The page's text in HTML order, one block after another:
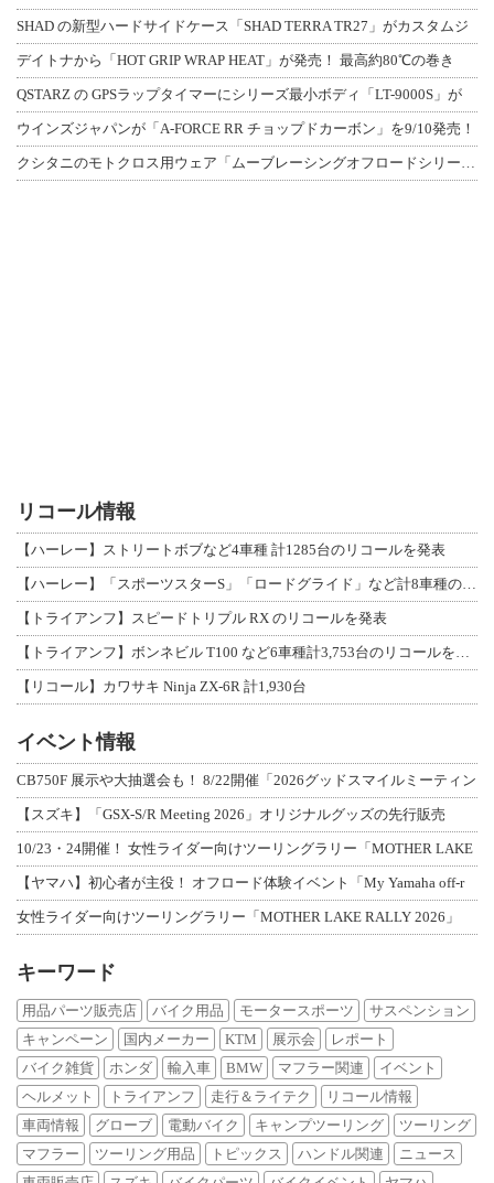
SHAD の新型ハードサイドケース「SHAD TERRA TR27」がカスタムジ
デイトナから「HOT GRIP WRAP HEAT」が発売！ 最高約80℃の巻き
QSTARZ の GPSラップタイマーにシリーズ最小ボディ「LT-9000S」が
ウインズジャパンが「A-FORCE RR チョップドカーボン」を9/10発売！
リコール情報
【ハーレー】ストリートボブなど4車種 計1285台のリコールを発表
【トライアンフ】スピードトリプル RX のリコールを発表
【リコール】カワサキ Ninja ZX-6R 計1,930台
イベント情報
CB750F 展示や大抽選会も！ 8/22開催「2026グッドスマイルミーティン
【スズキ】「GSX-S/R Meeting 2026」オリジナルグッズの先行販売
10/23・24開催！ 女性ライダー向けツーリングラリー「MOTHER LAKE
【ヤマハ】初心者が主役！ オフロード体験イベント「My Yamaha off-r
女性ライダー向けツーリングラリー「MOTHER LAKE RALLY 2026」
キーワード
用品パーツ販売店 バイク用品 モータースポーツ
サスペンション
キャンペーン
国内メーカー KTM 展示会
レポート
バイク雑貨
ホンダ 輸入車 BMW マフラー関連
イベント
ヘルメット
トライアンフ 走行＆ライテク
リコール情報
車両情報
グローブ 電動バイク キャンプツーリング
ツーリング
マフラー
ツーリング用品 トピックス ハンドル関連
ニュース